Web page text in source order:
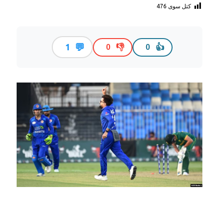
کتل سوی 476
👍
0
👎
0
💬
1